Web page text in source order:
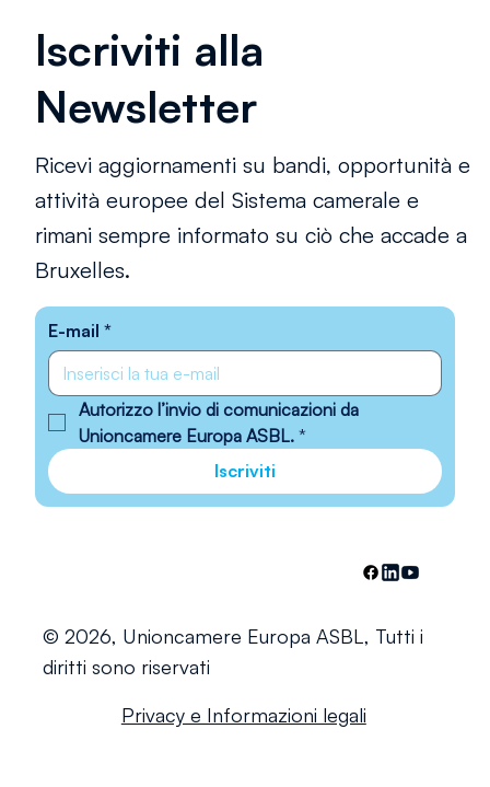
© 2026, Unioncamere Europa ASBL, Tutti i
diritti sono riservati
Privacy e Informazioni legali
E-mail *
Autorizzo l’invio di comunicazioni da
Unioncamere Europa ASBL. *
Iscriviti
Iscriviti alla
Newsletter
Ricevi aggiornamenti su bandi, opportunità e
attività europee del Sistema camerale e
rimani sempre informato su ciò che accade a
Bruxelles.